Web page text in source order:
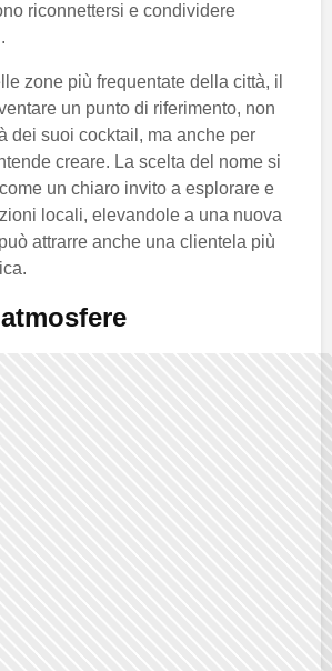
riconnettersi e condividere
zone più frequentate della città, il
un punto di riferimento, non
dei suoi cocktail, ma anche per
creare. La scelta del nome si
un chiaro invito a esplorare e
locali, elevandole a una nuova
attrarre anche una clientela più